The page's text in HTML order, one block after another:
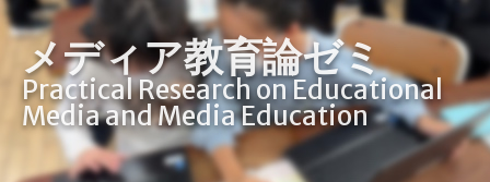
メディア教育論ゼミ
Practical Research on Educational
Media and Media Education